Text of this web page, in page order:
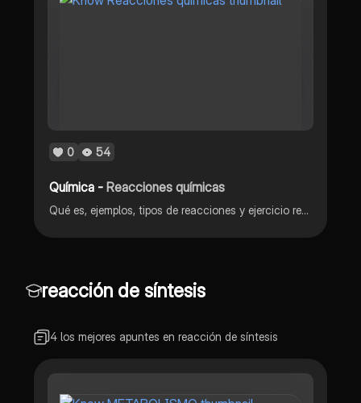
0 54
Química -Reacciones químicas
Qué es, ejemplos, tipos de reacciones y ejercicio resuelto.
reacción de síntesis
4 los mejores apuntes en reacción de síntesis